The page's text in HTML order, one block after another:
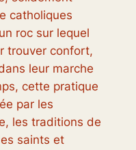
catholiques
roc sur lequel
trouver confort,
leur marche
cette pratique
par les
les traditions de
saints et